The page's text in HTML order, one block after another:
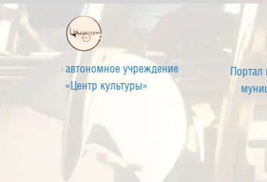
Муниципальное автономное учреждение
культуры «Центр культуры»